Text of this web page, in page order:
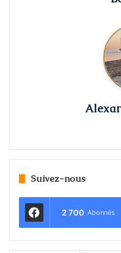
Suivez-nous
2 700 Abonnés